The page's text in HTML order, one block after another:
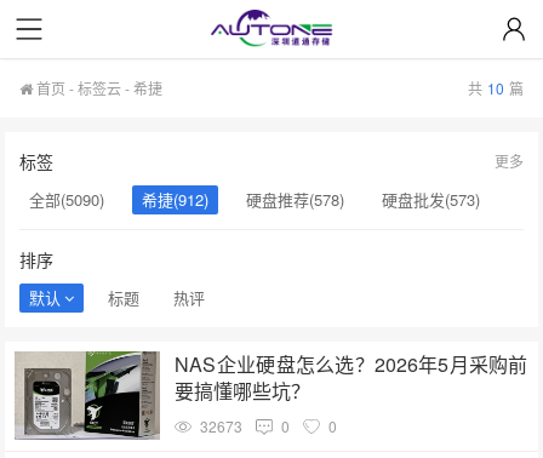
首页 -标签云- 希捷 共 10 篇
标签
全部(5090) 希捷(912) 硬盘推荐(578)
硬盘批发(573)
硬盘采购(474)
希捷硬盘(471)
更多
排序
默认 标题 热评
NAS企业硬盘怎么选？2026年5月采购前
要搞懂哪些坑？
32673 0 0